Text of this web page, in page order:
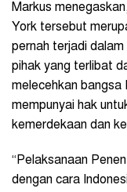
Markus
York tersebut
pernah terjadi
pihak yang terlibat
melecehkan bangsa
mempunyai hak
kemerdekaan dan
“Pelaksanaan
dengan cara